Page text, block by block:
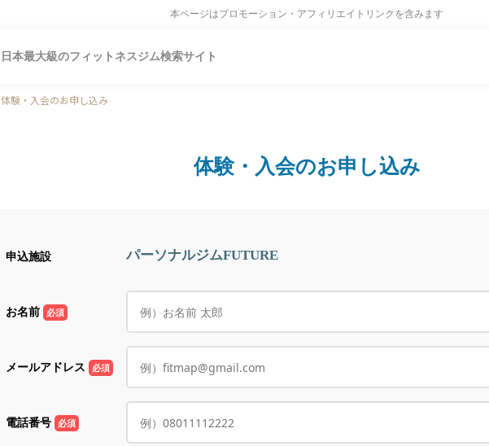
本ページはプロモーション・アフィリエイトリンクを含みます
日本最大級のフィットネスジム検索サイト
体験・入会のお申し込み
体験・入会のお申し込み
申込施設 パーソナルジムFUTURE
お名前 必須
メールアドレス 必須
電話番号 必須